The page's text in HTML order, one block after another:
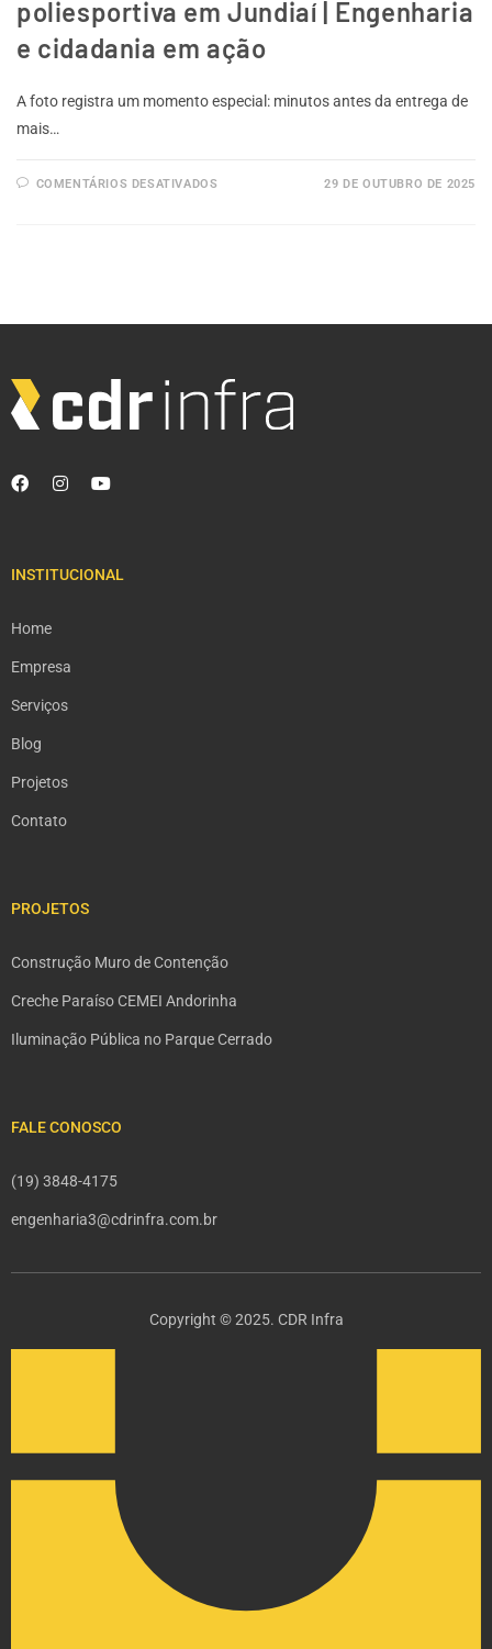
poliesportiva em Jundiaí | Engenharia
e cidadania em ação
A foto registra um momento especial: minutos antes da entrega de
mais…
COMENTÁRIOS DESATIVADOS 29 DE OUTUBRO DE 2025
INSTITUCIONAL
Home
Empresa
Serviços
Blog
Projetos
Contato
PROJETOS
Construção Muro de Contenção
Creche Paraíso CEMEI Andorinha
Iluminação Pública no Parque Cerrado
FALE CONOSCO
(19) 3848-4175
engenharia3@cdrinfra.com.br
Copyright © 2025. CDR Infra